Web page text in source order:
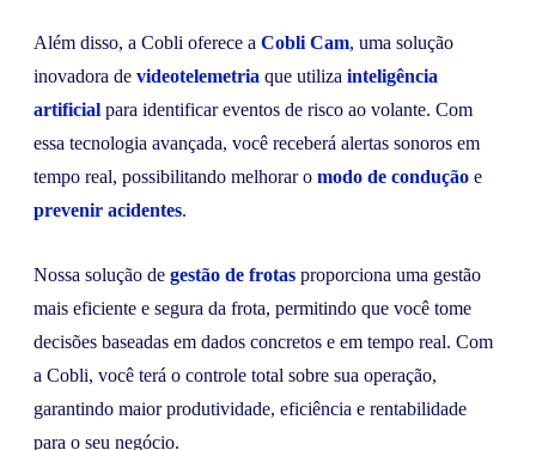
Além disso, a Cobli oferece a Cobli Cam, uma solução
inovadora de videotelemetria que utiliza inteligência
artificial para identificar eventos de risco ao volante. Com
essa tecnologia avançada, você receberá alertas sonoros em
tempo real, possibilitando melhorar o modo de condução e
prevenir acidentes.
Nossa solução de gestão de frotas proporciona uma gestão
mais eficiente e segura da frota, permitindo que você tome
decisões baseadas em dados concretos e em tempo real. Com
a Cobli, você terá o controle total sobre sua operação,
garantindo maior produtividade, eficiência e rentabilidade
para o seu negócio.